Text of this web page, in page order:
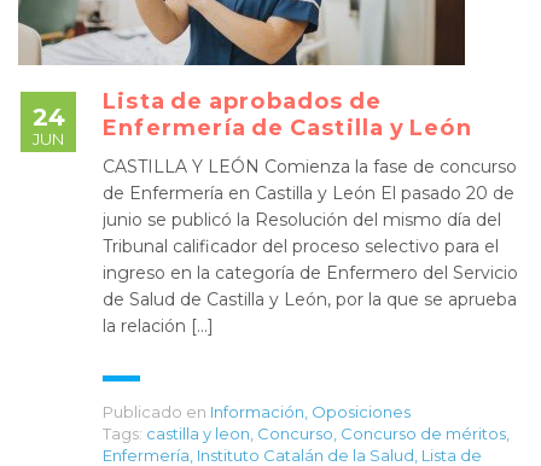
24
JUN
Lista de aprobados de
Enfermería de Castilla y León
CASTILLA Y LEÓN Comienza la fase de concurso
de Enfermería en Castilla y León El pasado 20 de
junio se publicó la Resolución del mismo día del
Tribunal calificador del proceso selectivo para el
ingreso en la categoría de Enfermero del Servicio
de Salud de Castilla y León, por la que se aprueba
la relación […]
Publicado en Información Oposiciones
Tags: castilla y leon Concurso Concurso de méritos
Enfermería Instituto Catalán de la Salud Lista de